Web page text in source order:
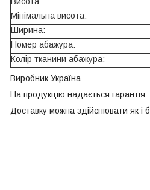
Мінімальна висота:
Ширина:
Номер абажура:
Колір тканини абажура:
Виробник Україна
На продукцію надається гарантія
Доставку можна здійснювати як